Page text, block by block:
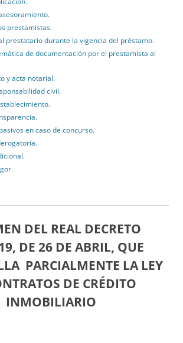
prestamistas.
prestatario durante la vigencia del préstamo.
de documentación por el prestamista al
y acta notarial.
civil.
en caso de concurso.
DEL REAL DECRETO
DE 26 DE ABRIL, QUE
PARCIALMENTE LA LEY
DE CRÉDITO
INMOBILIARIO